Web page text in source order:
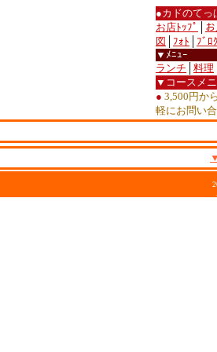
●カドのて
お店ﾄｯﾌﾟ
図
ﾌｫﾄ
ﾌﾞﾛ
▼ﾒﾆｭｰ
ランチ
料理
▼コースメ
● 3,500円か
軽にお問い